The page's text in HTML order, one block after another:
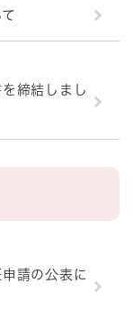
締結しまし
請の公表に